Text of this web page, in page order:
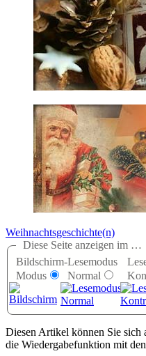
Weihnachtsgeschichte(n)
Diese Seite anzeigen im …
Bildschirm-
Modus
Lesemodus
Normal
Diesen Artikel können Sie sich
die Wiedergabefunktion mit